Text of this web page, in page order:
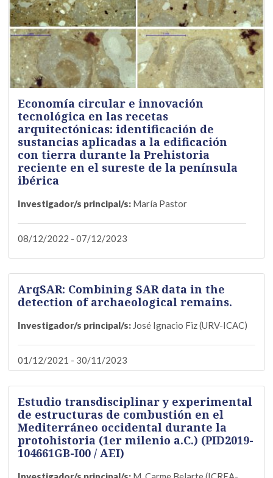
Economía circular e innovación
tecnológica en las recetas
arquitectónicas: identificación de
sustancias aplicadas a la edificación
con tierra durante la Prehistoria
reciente en el sureste de la península
ibérica
Investigador/s principal/s: María Pastor
08/12/2022 - 07/12/2023
ArqSAR: Combining SAR data in the
detection of archaeological remains.
Investigador/s principal/s: José Ignacio Fiz (URV-ICAC)
01/12/2021 - 30/11/2023
Estudio transdisciplinar y experimental
de estructuras de combustión en el
Mediterráneo occidental durante la
protohistoria (1er milenio a.C.) (PID2019-
104661GB-I00 / AEI)